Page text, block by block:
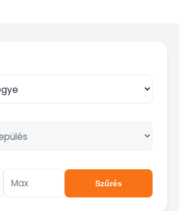
Szűrés